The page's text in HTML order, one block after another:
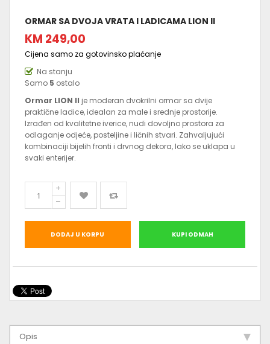
ORMAR SA DVOJA VRATA I LADICAMA LION II
KM 249,00
Cijena samo za gotovinsko plaćanje
Na stanju
Samo 5 ostalo
Ormar LION II je moderan dvokrilni ormar sa dvije
praktične ladice, idealan za male i srednje prostorije.
Izrađen od kvalitetne iverice, nudi dovoljno prostora za
odlaganje odjeće, posteljine i ličnih stvari. Zahvaljujući
kombinaciji bijelih fronti i drvnog dekora, lako se uklapa u
svaki enterijer.
DODAJ U KORPU KUPI ODMAH
Opis